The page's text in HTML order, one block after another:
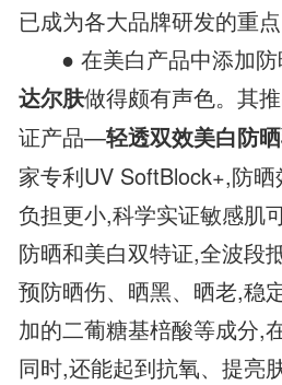
已成为各大品牌研发的重点
● 在美白产品中添加
达尔肤做得颇有声色。其
证产品—轻透双效美白防
家专利UV SoftBlock+,防
负担更小,科学实证敏感肌
防晒和美白双特证,全波段
预防晒伤、晒黑、晒老,稳
加的二葡糖基棓酸等成分,
同时,还能起到抗氧、提亮